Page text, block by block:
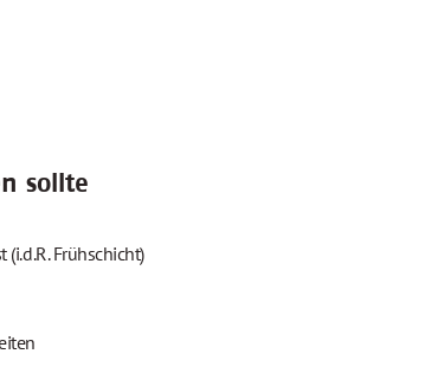
sollte
Frühschicht)